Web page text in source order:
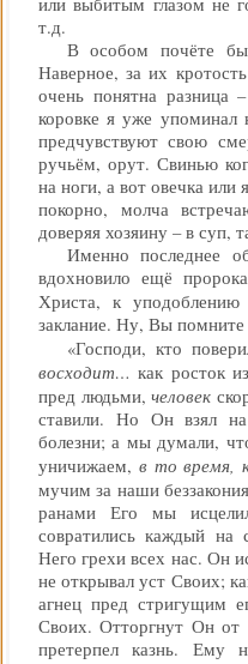
т.д.
В особом почёте
Наверное, за их
очень понятна разница
коровке я уже упоминал
предчувствуют свою
ручьём, орут. Свинью
на ноги, а вот овечка или
покорно, молча
доверяя хозяину – в суп,
Именно последнее
вдохновило ещё
Христа, к
заклание. Ну, Вы помните
«Господи, кто
восходит… как росток
пред людьми, человек
ставили. Но Он взял
болезни; а мы думали,
уничижаем, в то время,
мучим за наши
ранами Его мы
совратились каждый
Него грехи всех нас. Он
не открывал уст Своих;
агнец пред стригущим
Своих. Отторгнут Он от
претерпел казнь. Ему